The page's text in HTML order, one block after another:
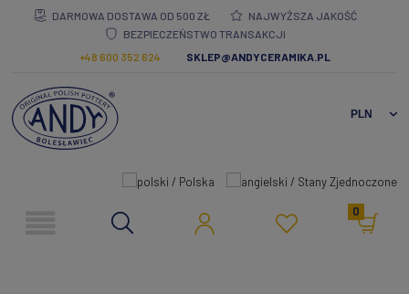
DARMOWA DOSTAWA OD 500 ZŁ
NAJWYŻSZA JAKOŚĆ
BEZPIECZEŃSTWO TRANSAKCJI
+48 600 352 624
SKLEP@ANDYCERAMIKA.PL
0